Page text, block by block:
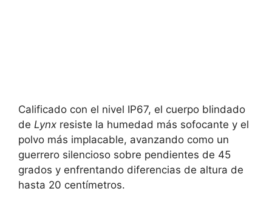
Calificado con el nivel IP67, el cuerpo blindado
de Lynx resiste la humedad más sofocante y el
polvo más implacable, avanzando como un
guerrero silencioso sobre pendientes de 45
grados y enfrentando diferencias de altura de
hasta 20 centímetros.